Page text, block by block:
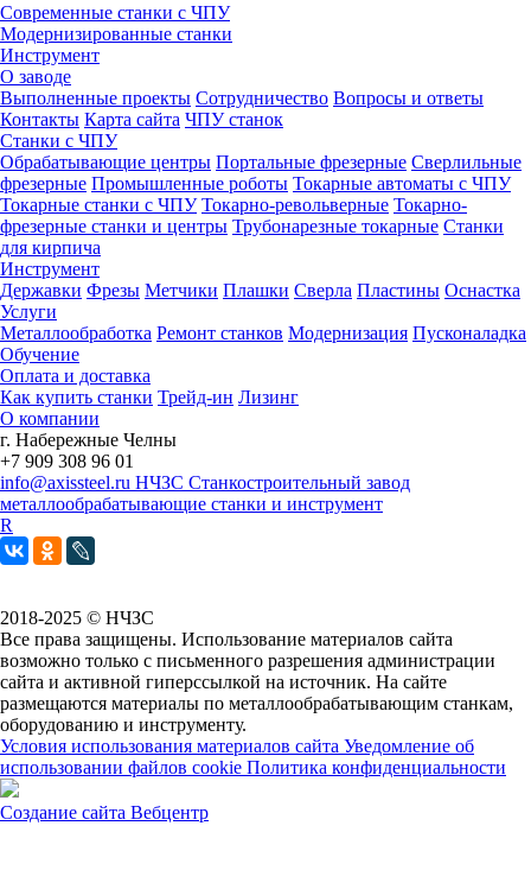
Современные станки с ЧПУ
Модернизированные станки
Инструмент
О заводе
Выполненные проекты Сотрудничество Вопросы и ответы
Контакты Карта сайта ЧПУ станок
Станки с ЧПУ
Обрабатывающие центры Портальные фрезерные Сверлильные
фрезерные Промышленные роботы Токарные автоматы с ЧПУ
Токарные станки с ЧПУ Токарно-револьверные Токарно-
фрезерные станки и центры Трубонарезные токарные Станки
для кирпича
Инструмент
Державки Фрезы Метчики Плашки Сверла Пластины Оснастка
Услуги
Металлообработка Ремонт станков Модернизация Пусконаладка
Обучение
Оплата и доставка
Как купить станки Трейд-ин Лизинг
О компании
г. Набережные Челны
+7 909 308 96 01
info@axissteel.ru НЧЗС Станкостроительный завод
металлообрабатывающие станки и инструмент
R
2018-2025 © НЧЗС
Все права защищены. Использование материалов сайта
возможно только с письменного разрешения администрации
сайта и активной гиперссылкой на источник. На сайте
размещаются материалы по металлообрабатывающим станкам,
оборудованию и инструменту.
Условия использования материалов сайта Уведомление об
использовании файлов cookie Политика конфиденциальности
Создание сайта Вебцентр